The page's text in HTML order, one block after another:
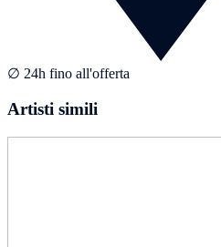
∅ 24h fino all'offerta
Artisti simili